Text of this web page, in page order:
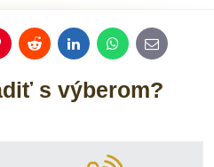
RedditLinkedInWhatsApp
E-
mail
s výberom?